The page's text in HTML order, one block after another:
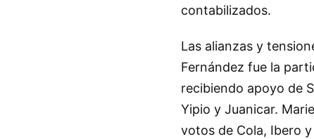
contabilizados.
Las alianzas y
Fernández fue la
recibiendo apoyo de
Yipio y Juanicar.
votos de Cola, Ibero